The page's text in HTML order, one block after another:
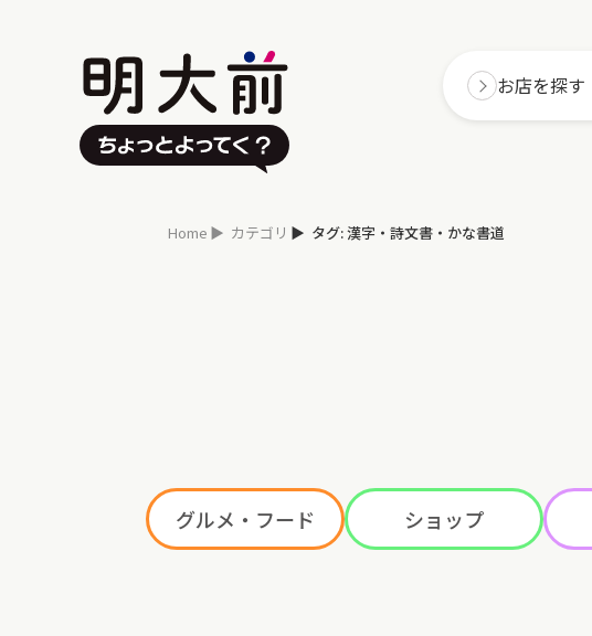
お店を探す
Home カテゴリ タグ: 漢字・詩文書・かな書道
グルメ・フード ショップ